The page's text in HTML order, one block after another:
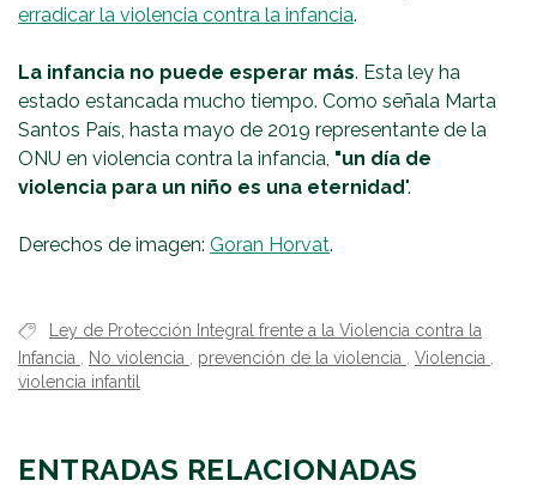
erradicar la violencia contra la infancia.
La infancia no puede esperar más. Esta ley ha
estado estancada mucho tiempo. Como señala Marta
Santos País, hasta mayo de 2019 representante de la
ONU en violencia contra la infancia, "un día de
violencia para un niño es una eternidad".
Derechos de imagen: Goran Horvat.
Ley de Protección Integral frente a la Violencia contra la
Infancia , No violencia , prevención de la violencia , Violencia ,
violencia infantil
ENTRADAS RELACIONADAS